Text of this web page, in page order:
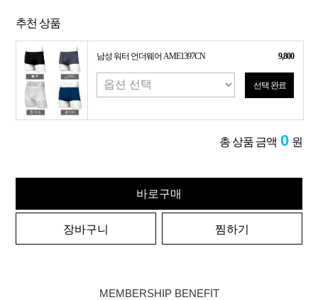
추천 상품
남성 워터 언더웨어 AME1397CN 9,800
선택 완료
총 상품 금액 0 원
바로구매
장바구니 찜하기
MEMBERSHIP BENEFIT